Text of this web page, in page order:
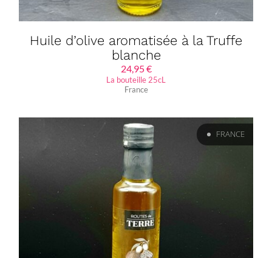
Huile d’olive aromatisée à la Truffe
blanche
24,95€
La bouteille 25cL
France
FRANCE